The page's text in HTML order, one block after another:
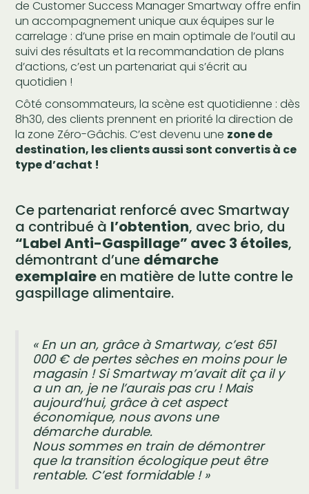
de Customer Success Manager Smartway offre enfin
un accompagnement unique aux équipes sur le
carrelage : d’une prise en main optimale de l’outil au
suivi des résultats et la recommandation de plans
d’actions, c’est un partenariat qui s’écrit au
quotidien !
Côté consommateurs, la scène est quotidienne : dès
8h30, des clients prennent en priorité la direction de
la zone Zéro-Gâchis. C’est devenu une zone de
destination, les clients aussi sont convertis à ce
type d’achat !
Ce partenariat renforcé avec Smartway
a contribué à l’obtention, avec brio, du
“Label Anti-Gaspillage” avec 3 étoiles,
démontrant d’une démarche
exemplaireen matière de lutte contre le
gaspillage alimentaire.
« En un an, grâce à Smartway, c’est 651
000 € de pertes sèches en moins pour le
magasin ! Si Smartway m’avait dit ça il y
a un an, je ne l’aurais pas cru ! Mais
aujourd’hui, grâce à cet aspect
économique, nous avons une
démarche durable.
Nous sommes en train de démontrer
que la transition écologique peut être
rentable. C’est formidable ! »